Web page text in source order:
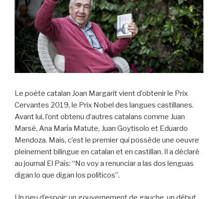
Le poète catalan Joan Margarit vient d’obtenir le Prix
Cervantes 2019, le Prix Nobel des langues castillanes.
Avant lui, l’ont obtenu d’autres catalans comme Juan
Marsé, Ana María Matute, Juan Goytisolo et Eduardo
Mendoza. Mais, c’est le premier qui possède une oeuvre
pleinement bilingue en catalan et en castillan. Il a déclaré
au journal El País: “No voy a renunciar a las dos lenguas
digan lo que digan los políticos”.